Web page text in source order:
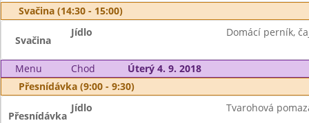
Svačina (14:30 - 15:00)
Svačina
Jídlo Domácí perník,
Menu Chod
Úterý 4. 9. 2018
Přesnídávka (9:00 - 9:30)
Přesnídávka
Jídlo Tvarohová